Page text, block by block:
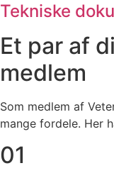
Tekniske
Et par af
medlem
Som medlem af
mange fordele. Her
01